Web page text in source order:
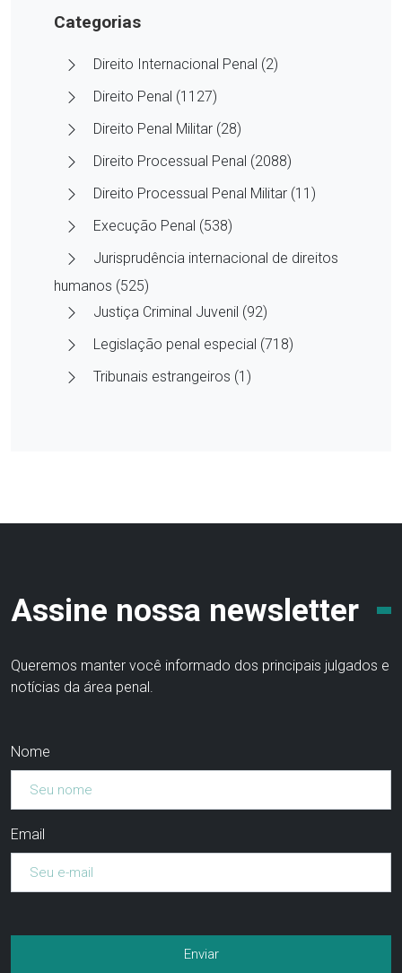
Categorias
Direito Internacional Penal (2)
Direito Penal (1127)
Direito Penal Militar (28)
Direito Processual Penal (2088)
Direito Processual Penal Militar (11)
Execução Penal (538)
Jurisprudência internacional de direitos
humanos (525)
Justiça Criminal Juvenil (92)
Legislação penal especial (718)
Tribunais estrangeiros (1)
Assine nossa newsletter
Queremos manter você informado dos principais julgados e
notícias da área penal.
Nome
Email